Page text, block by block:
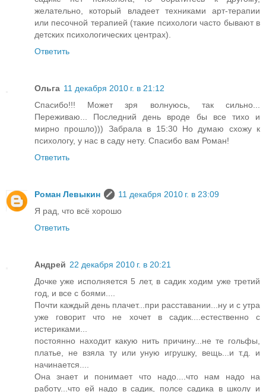
желательно, который владеет техниками арт-терапии
или песочной терапией (такие психологи часто бывают в
детских психологических центрах).
Ответить
Ольга 11 декабря 2010 г. в 21:12
Спасибо!!! Может зря волнуюсь, так сильно...
Переживаю... Последний день вроде бы все тихо и
мирно прошло))) Забрала в 15:30 Но думаю схожу к
психологу, у нас в саду нету. Спасибо вам Роман!
Ответить
Роман Левыкин
11 декабря 2010 г. в 23:09
Я рад, что всё хорошо
Ответить
Андрей 22 декабря 2010 г. в 20:21
Дочке уже исполняется 5 лет, в садик ходим уже третий
год, и все с боями....
Почти каждый день плачет...при расставании...ну и с утра
уже говорит что не хочет в садик....естественно с
истериками...
постоянно находит какую нить причину...не те гольфы,
платье, не взяла ту или уную игрушку, вещь...и т.д. и
начинается....
Она знает и понимает что надо....что нам надо на
работу...что ей надо в садик, полсе садика в школу и